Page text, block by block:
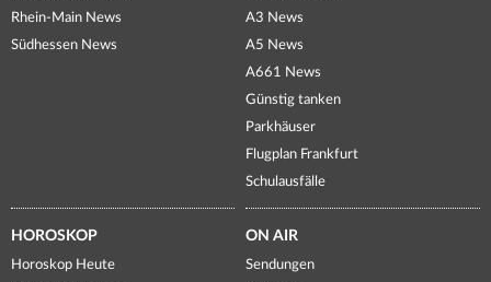
Rhein-Main News
Südhessen News
A3 News
A5 News
A661 News
Günstig tanken
Parkhäuser
Flugplan Frankfurt
Schulausfälle
HOROSKOP
Horoskop Heute
ON AIR
Sendungen